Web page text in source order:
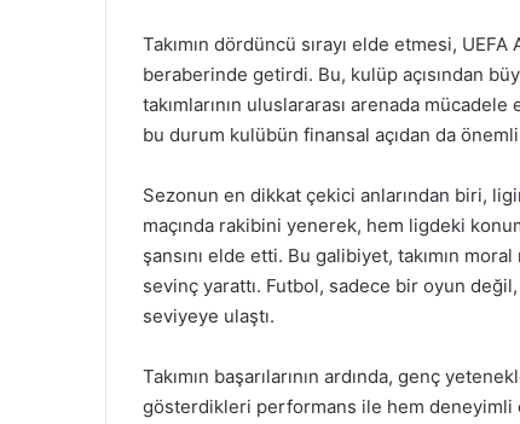
Takımın dördüncü sırayı elde etmesi,
beraberinde getirdi. Bu, kulüp açısından
takımlarının uluslararası arenada mücadele
bu durum kulübün finansal açıdan da
Sezonun en dikkat çekici anlarından biri,
maçında rakibini yenerek, hem ligdeki
şansını elde etti. Bu galibiyet, takımın
sevinç yarattı. Futbol, sadece bir oyun
seviyeye ulaştı.
Takımın başarılarının ardında, genç
gösterdikleri performans ile hem deneyimli